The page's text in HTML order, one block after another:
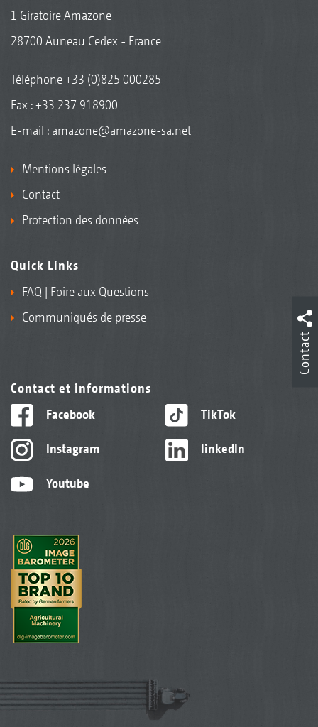
1 Giratoire Amazone
28700 Auneau Cedex - France
Téléphone+33 (0)825 000285
Fax : +33 237 918900
E-mail : amazone@amazone-sa.net
Mentions légales
Contact
Protection des données
Quick Links
FAQ | Foire aux Questions
Communiqués de presse
Contact et informations
Facebook
Instagram
Youtube
TikTok
linkedIn
Contact